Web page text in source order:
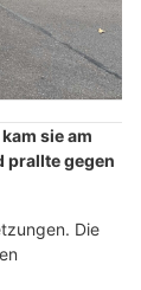
sie am
prallte gegen
Die